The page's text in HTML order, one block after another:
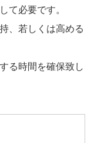
て必要です。
、若しくは高める
る時間を確保致し